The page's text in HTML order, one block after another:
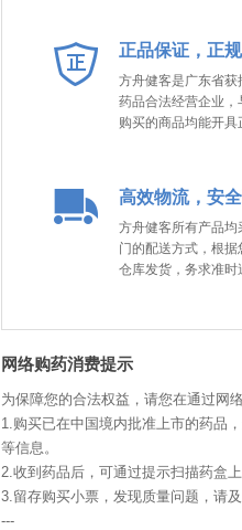
正品保证，正
方舟健客是广东省获
药品合法经营企业，
购买的商品均能开具
高效物流，安
方舟健客所有产品
门的配送方式，根
仓库发货，务求准时
网络购药消费提示
为保障您的合法权益，请您在通过网
1.购买已在中国境内批准上市的药品
等信息。
2.收到药品后，可通过提示扫描药盒
3.留存购买小票，发现质量问题，请
---